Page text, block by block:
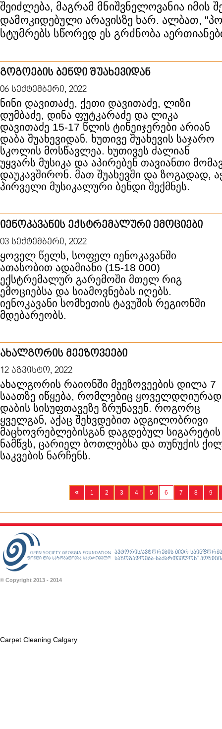
შეიძლება, მაგრამ მნიშვნელოვანია იმის
დამოკიდებული არავისზე ხარ. ალბათ,
სტუმრებს სწორედ ეს გრძნობა
გოგოების ბენდი შუახევიდან
06 სექტემბერი, 2022
ნინი დავითაძე, ქეთი დავითაძე, ლიზი
დუმბაძე, დინა ფუტკარაძე და ლიკა
დავითაძე 15-17 წლის ტინეიჯერები არიან
დაბა შუახევიდან. ხუთივე შუახევის საჯარო
სკოლის მოსწავლეა. ხუთივეს ძალიან
უყვარს მუსიკა და აპირებენ თავიანთი
დაუკავშირონ. მათ შუახევში და ზოგადად,
პირველი მუსიკალური ბენდი შექმნეს.
იენოკავანის ექსტრემალური ემოციები
03 სექტემბერი, 2022
ყოველ წელს, სოფელ იენოკავანში
ათასობით ადამიანი (15-18 000)
ექსტრემალურ გარემოში მთელ რიგ
ემოციებსა და სიამოვნებას იღებს.
იენოკავანი სომხეთის ტავუშის რეგიონში
მდებარეობს.
ახალგორის მეეზოვეები
12 აგვისტო, 2022
ახალგორის რაიონში მეეზოვეების დილა 7
საათზე იწყება, რომლებიც ყოველდღიურად
დაბის სისუფთავეზე ზრუნავენ. როგორც
ყველგან, აქაც შეხვდებით ადგილობრივი
მაცხოვრებლებისგან დაგდებულ სიგარეტის
ნამწვს, ცარიელ ბოთლებსა და თუნუქის
საკვების ნარჩენს.
« 1 2 3 4 5 6 7 8 9
ავტორის/ავტორების მიერ
საზოგადოება-საქართველოს”
© Copyright 2013 - 2014
Carpet Cleaning Calgary